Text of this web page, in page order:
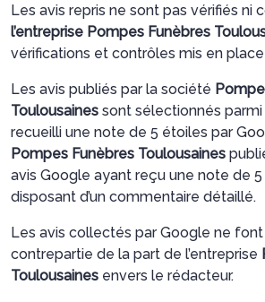
AGENCE DE VILLEFRANCHE-DE-
TOULOUSE
Les avis repris ne sont pas vérifiés ni
l’entreprise Pompes Funèbres
vérifications et contrôles mis en
Les avis publiés par la société
Toulousaines sont sélectionnés
recueilli une note de 5 étoiles par
Pompes Funèbres Toulousaines
avis Google ayant reçu une note de
disposant d’un commentaire détaillé.
Les avis collectés par Google ne font
contrepartie de la part de l’entreprise
Toulousaines envers le rédacteur.